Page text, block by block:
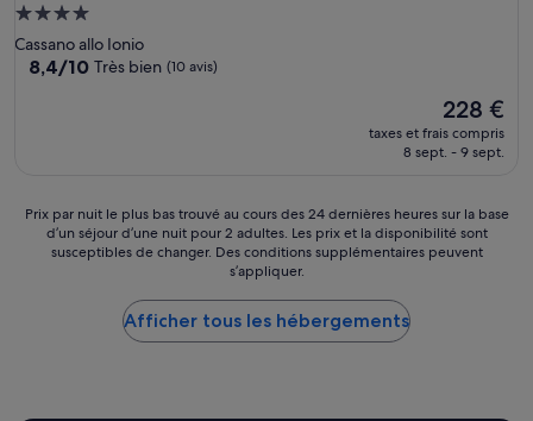
Hébergement
4.0 étoiles
Cassano allo Ionio
8.4
8,4/10 Très bien (10 avis)
Le
nouveau
prix
228 €
228 €
taxes et frais compris
8 sept. - 9 sept.
Prix
Prix par nuit le plus bas trouvé au cours des 24 dernières heures sur la base
d’un séjour d’une nuit pour 2 adultes. Les prix et la disponibilité sont
susceptibles de changer. Des conditions supplémentaires peuvent
s’appliquer.
Afficher tous les hébergements